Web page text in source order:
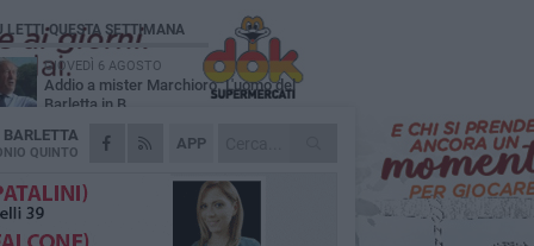
APP
BARLETTA
QUINTO
LETTI QUESTA SETTIMANA
GIOVEDÌ 6 AGOSTO
Addio a mister Marchioro. L'uomo del
Barletta in B
SABATO 1 AGOSTO
Poker di Da Silva, Barletta batte Soccer
VENERDÌ 31 LUGLIO
Serie C Sky Wifi: fissate date e orari delle
prime otto giornate di campionato.